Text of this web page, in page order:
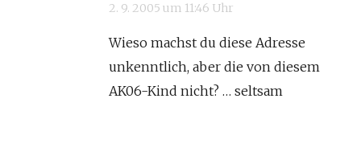
2. 9. 2005 um 11:46 Uhr
Wieso machst du diese Adresse
unkenntlich, aber die von diesem
AK06-Kind nicht? … seltsam